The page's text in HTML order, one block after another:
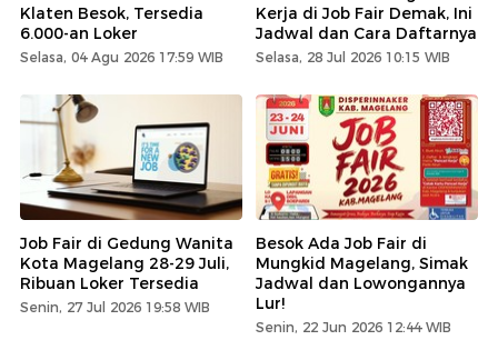
Klaten Besok, Tersedia
6.000-an Loker
Selasa, 04 Agu 2026 17:59 WIB
Kerja di Job Fair Demak, Ini
Jadwal dan Cara Daftarnya
Selasa, 28 Jul 2026 10:15 WIB
Job Fair di Gedung Wanita
Kota Magelang 28-29 Juli,
Ribuan Loker Tersedia
Senin, 27 Jul 2026 19:58 WIB
Besok Ada Job Fair di
Mungkid Magelang, Simak
Jadwal dan Lowongannya
Lur!
Senin, 22 Jun 2026 12:44 WIB